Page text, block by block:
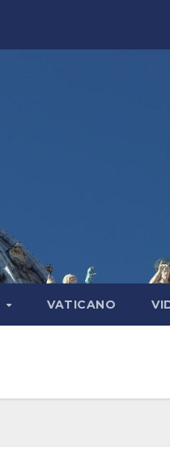
VATICANO